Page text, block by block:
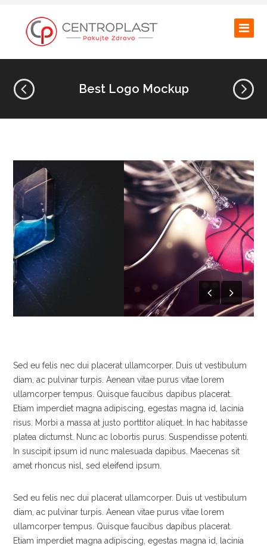
Best Logo Mockup
Sed eu felis nec dui placerat ullamcorper. Duis ut vestibulum
diam, ac pulvinar turpis. Aenean vitae purus vitae lorem
ullamcorper tempus. Quisque faucibus dapibus placerat.
Etiam imperdiet magna adipiscing, egestas magna id, lacinia
risus. Morbi a massa at justo porttitor aliquet. In hac habitasse
platea dictumst. Nunc ac lobortis purus. Suspendisse potenti.
In suscipit ipsum id nunc malesuada dapibus. Maecenas sit
amet rhoncus nisl, sed eleifend ipsum.
Sed eu felis nec dui placerat ullamcorper. Duis ut vestibulum
diam, ac pulvinar turpis. Aenean vitae purus vitae lorem
ullamcorper tempus. Quisque faucibus dapibus placerat.
Etiam imperdiet magna adipiscing, egestas magna id, lacinia